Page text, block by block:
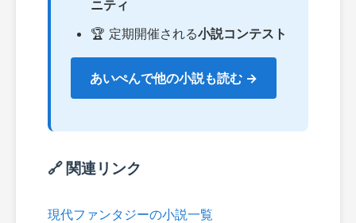
ニティ
🏆 定期開催される小説コンテスト
あいぺんで他の小説も読む →
🔗 関連リンク
現代ファンタジーの小説一覧